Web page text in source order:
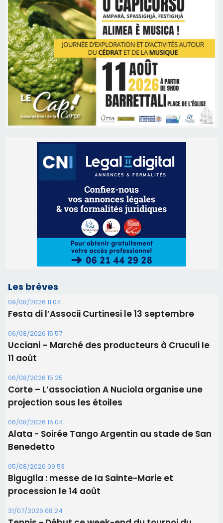
Les brèves
Festa di l’Associi Curtinesi le 13 septembre
06/08/2026 15:57
Ucciani – Marché des producteurs à Cruculi le
11 août
06/08/2026 15:25
projection sous les étoiles
06/08/2026 15:04
Alata - Soirée Tango Argentin au stade de San
Benedetto
05/08/2026 09:53
procession le 14 août
31/07/2026 08:24
Tennis - Début ce week-end du tournoi du
RCPV